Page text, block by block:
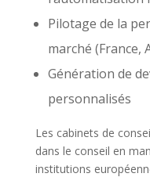
Pilotage de la
marché (France,
Génération de
personnalisés
Les cabinets de
dans le conseil en
institutions